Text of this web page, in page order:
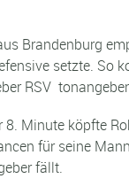
Brandenburg
setzte. So
RSV
8. Minute köpfte
für seine
fällt.